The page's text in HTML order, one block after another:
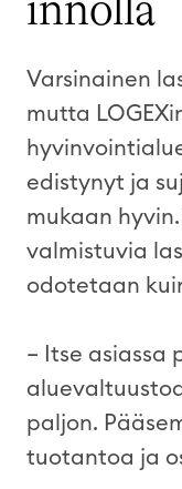
innolla
Varsinainen
mutta
edistynyt ja
mukaan
valmistuvia
odotetaan
– Itse asiassa
paljon.
tuotantoa ja